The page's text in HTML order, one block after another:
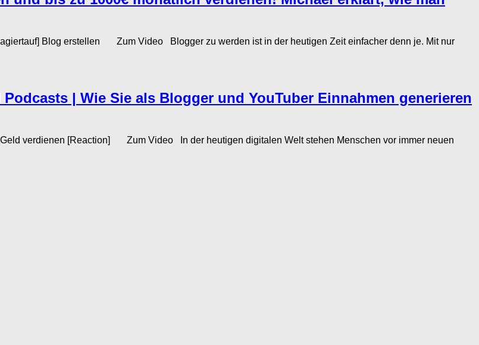
Blog erstellen Zum Video Blogger zu werden ist in der heutigen Zeit einfacher denn je. Mit nur
| Wie Sie als Blogger und YouTuber Einnahmen generieren
Geld verdienen [Reaction] Zum Video In der heutigen digitalen Welt stehen Menschen vor immer neuen